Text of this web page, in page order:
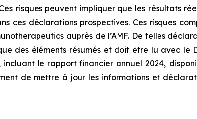
risques peuvent impliquer que les résultats
ces déclarations prospectives. Ces risques
auprès de l’AMF. De telles
des éléments résumés et doit être lu avec le
incluant le rapport financier annuel 2024,
de mettre à jour les informations et